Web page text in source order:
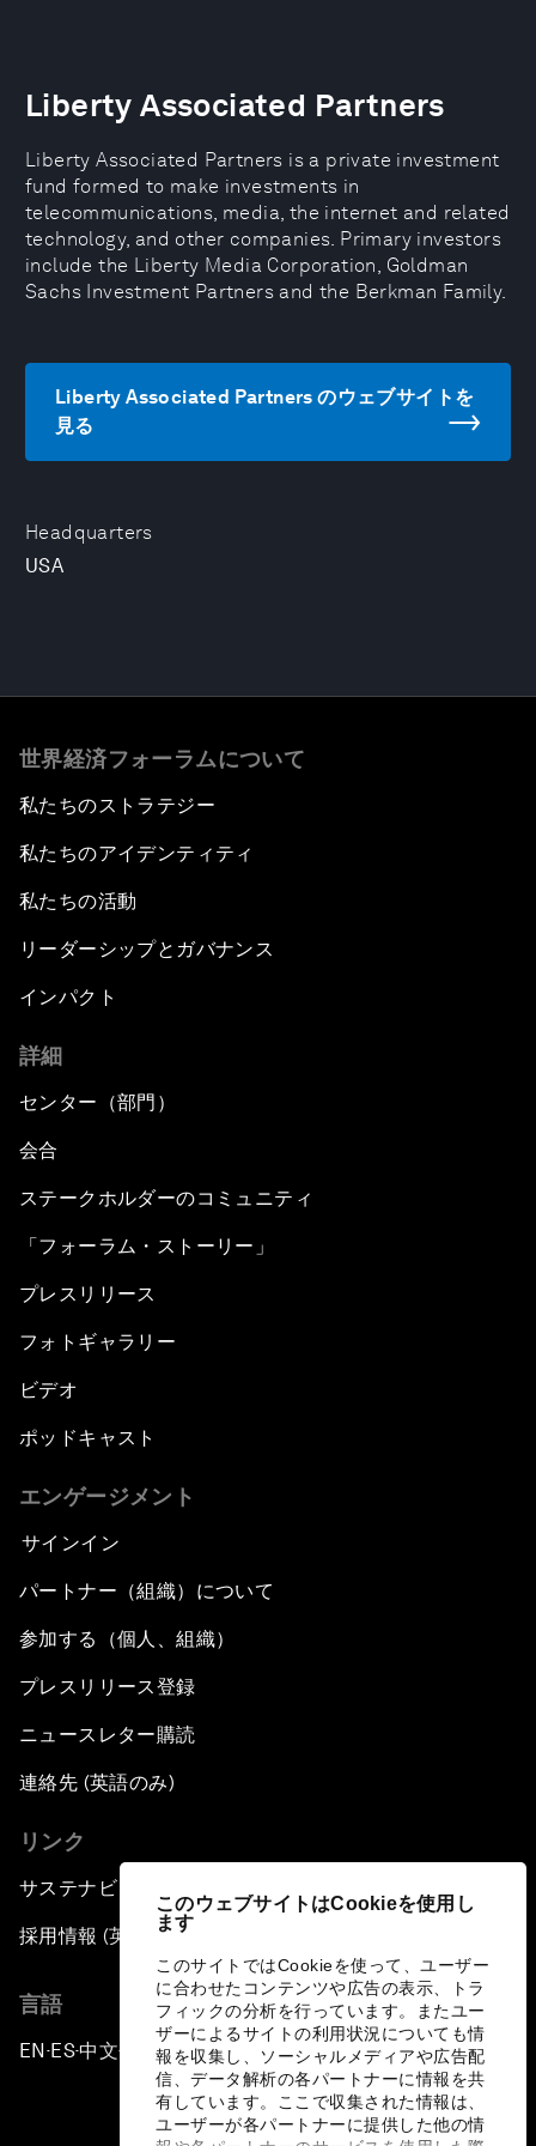
このウェブサイトはCookieを使用し
ます
このサイトではCookieを使って、ユーザー
に合わせたコンテンツや広告の表示、トラ
フィックの分析を行っています。またユー
ザーによるサイトの利用状況についても情
報を収集し、ソーシャルメディアや広告配
信、データ解析の各パートナーに情報を共
有しています。ここで収集された情報は、
ユーザーが各パートナーに提供した他の情
Headquarters
USA
Liberty Associated Partners
Liberty Associated Partners is a private investment
fund formed to make investments in
telecommunications, media, the internet and related
technology, and other companies. Primary investors
include the Liberty Media Corporation, Goldman
Sachs Investment Partners and the Berkman Family.
Liberty Associated Partners のウェブサイトを
見る
世界経済フォーラムについて
私たちのストラテジー
私たちのアイデンティティ
私たちの活動
リーダーシップとガバナンス
インパクト
詳細
センター（部門）
会合
ステークホルダーのコミュニティ
「フォーラム・ストーリー」
プレスリリース
フォトギャラリー
ビデオ
ポッドキャスト
エンゲージメント
サインイン
パートナー（組織）について
参加する（個人、組織）
プレスリリース登録
ニュースレター購読
連絡先 (英語のみ)
リンク
サステナビリティへの取り組み
採用情報 (英語のみ)
言語
EN ▪ES▪中文▪ 日本語